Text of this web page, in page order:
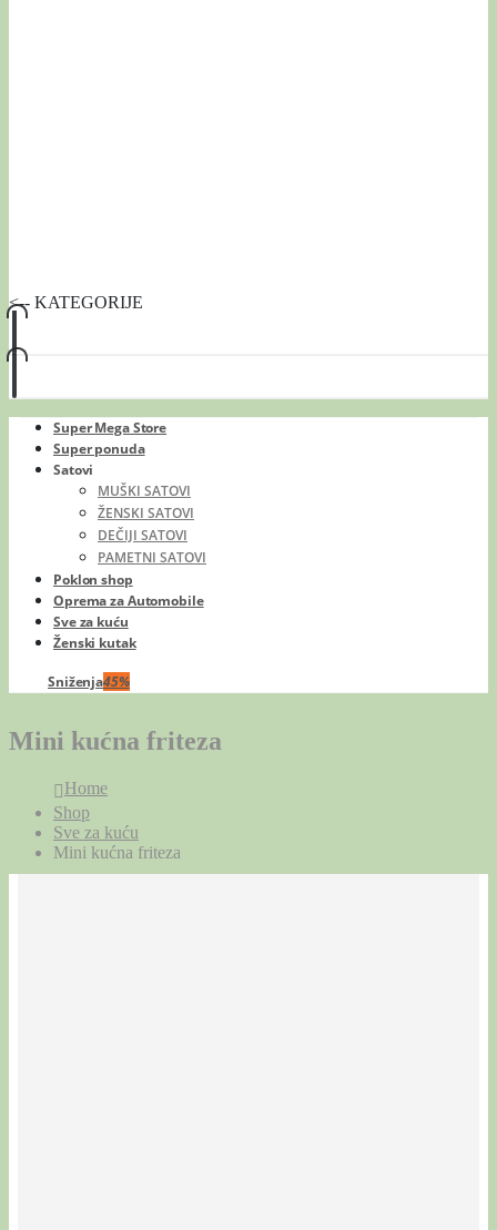
<-- KATEGORIJE
Super Mega Store
Super ponuda
Satovi
MUŠKI SATOVI
ŽENSKI SATOVI
DEČIJI SATOVI
PAMETNI SATOVI
Poklon shop
Oprema za Automobile
Sve za kuću
Ženski kutak
Sniženja45%
Mini kućna friteza
Home
Shop
Sve za kuću
Mini kućna friteza